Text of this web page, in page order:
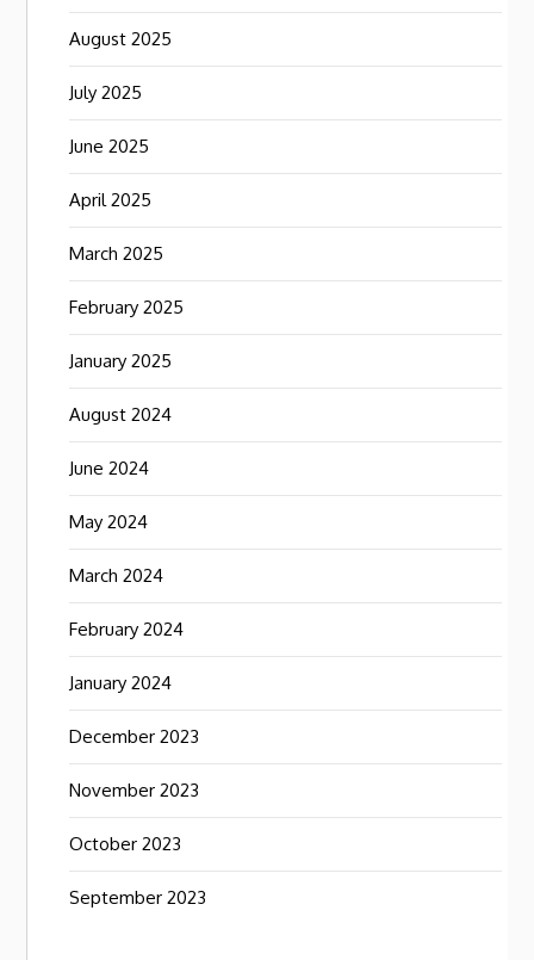
August 2025
July 2025
June 2025
April 2025
March 2025
February 2025
January 2025
August 2024
June 2024
May 2024
March 2024
February 2024
January 2024
December 2023
November 2023
October 2023
September 2023